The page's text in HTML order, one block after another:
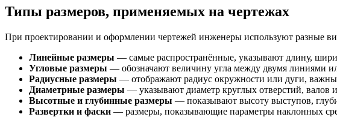
Типы размеров, применяемых на чертежах
При проектировании и оформлении чертежей инженеры используют разные
Линейные размеры — самые распространённые, указывают длину,
Угловые размеры — обозначают величину угла между двумя линиями
Радиусные размеры — отображают радиус окружности или дуги,
Диаметрные размеры — указывают диаметр круглых отверстий, валов
Высотные и глубинные размеры — показывают высоту выступов,
Развертки и фаски — размеры, показывающие параметры наклонных